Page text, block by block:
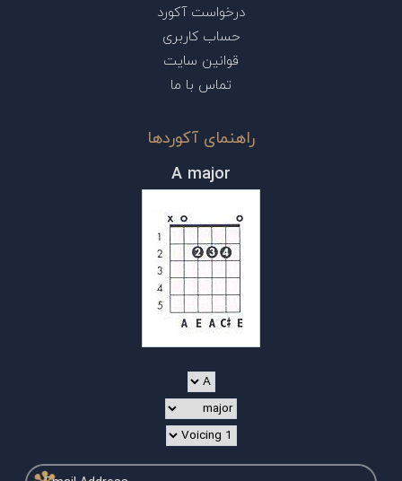
درخواست آکورد
حساب کاربری
قوانین سایت
تماس با ما
راهنمای آکوردها
A major